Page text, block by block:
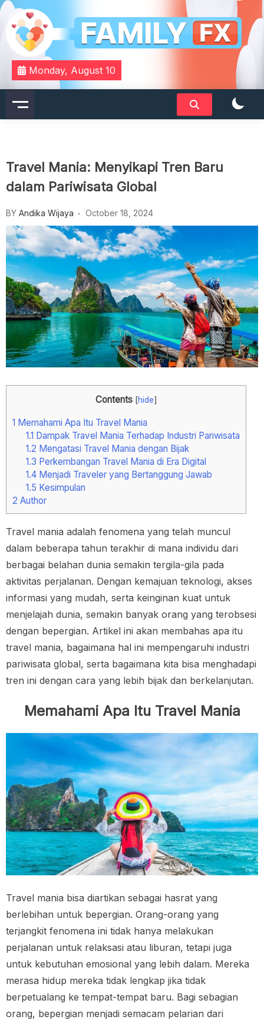
Skip
content
Familyfx
Your Daily Dose of Family Wisdom
Monday, August 10
Travel Mania: Menyikapi Tren Baru
dalam Pariwisata Global
BY Andika Wijaya October 18, 2024
Contents [hide]
1 Memahami Apa Itu Travel Mania
1.1 Dampak Travel Mania Terhadap Industri Pariwisata
1.2 Mengatasi Travel Mania dengan Bijak
1.3 Perkembangan Travel Mania di Era Digital
1.4Menjadi Traveler yang Bertanggung Jawab
1.5 Kesimpulan
2 Author
Travel mania adalah fenomena yang telah muncul
dalam beberapa tahun terakhir di mana individu dari
berbagai belahan dunia semakin tergila-gila pada
aktivitas perjalanan. Dengan kemajuan teknologi, akses
informasi yang mudah, serta keinginan kuat untuk
menjelajah dunia, semakin banyak orang yang terobsesi
dengan bepergian. Artikel ini akan membahas apa itu
travel mania, bagaimana hal ini mempengaruhi industri
pariwisata global, serta bagaimana kita bisa menghadapi
tren ini dengan cara yang lebih bijak dan berkelanjutan.
Memahami Apa Itu Travel Mania
Travel mania bisa diartikan sebagai hasrat yang
berlebihan untuk bepergian. Orang-orang yang
terjangkit fenomena ini tidak hanya melakukan
perjalanan untuk relaksasi atau liburan, tetapi juga
untuk kebutuhan emosional yang lebih dalam. Mereka
merasa hidup mereka tidak lengkap jika tidak
berpetualang ke tempat-tempat baru. Bagi sebagian
orang, bepergian menjadi semacam pelarian dari